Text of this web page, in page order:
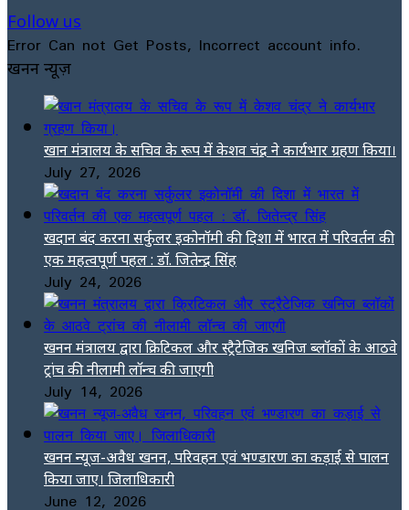
Follow us
Error Can not Get Posts, Incorrect account info.
खनन न्यूज़
खान मंत्रालय के सचिव के रूप में केशव चंद्र ने कार्यभार ग्रहण किया।
July 27, 2026
खदान बंद करना सर्कुलर इकोनॉमी की दिशा में भारत में परिवर्तन की
एक महत्वपूर्ण पहल : डॉ. जितेन्द्र सिंह
July 24, 2026
खनन मंत्रालय द्वारा क्रिटिकल और स्ट्रैटेजिक खनिज ब्लॉकों के आठवे
ट्रांच की नीलामी लॉन्च की जाएगी
July 14, 2026
खनन न्यूज-अवैध खनन, परिवहन एवं भण्डारण का कड़ाई से पालन
किया जाए। जिलाधिकारी
June 12, 2026